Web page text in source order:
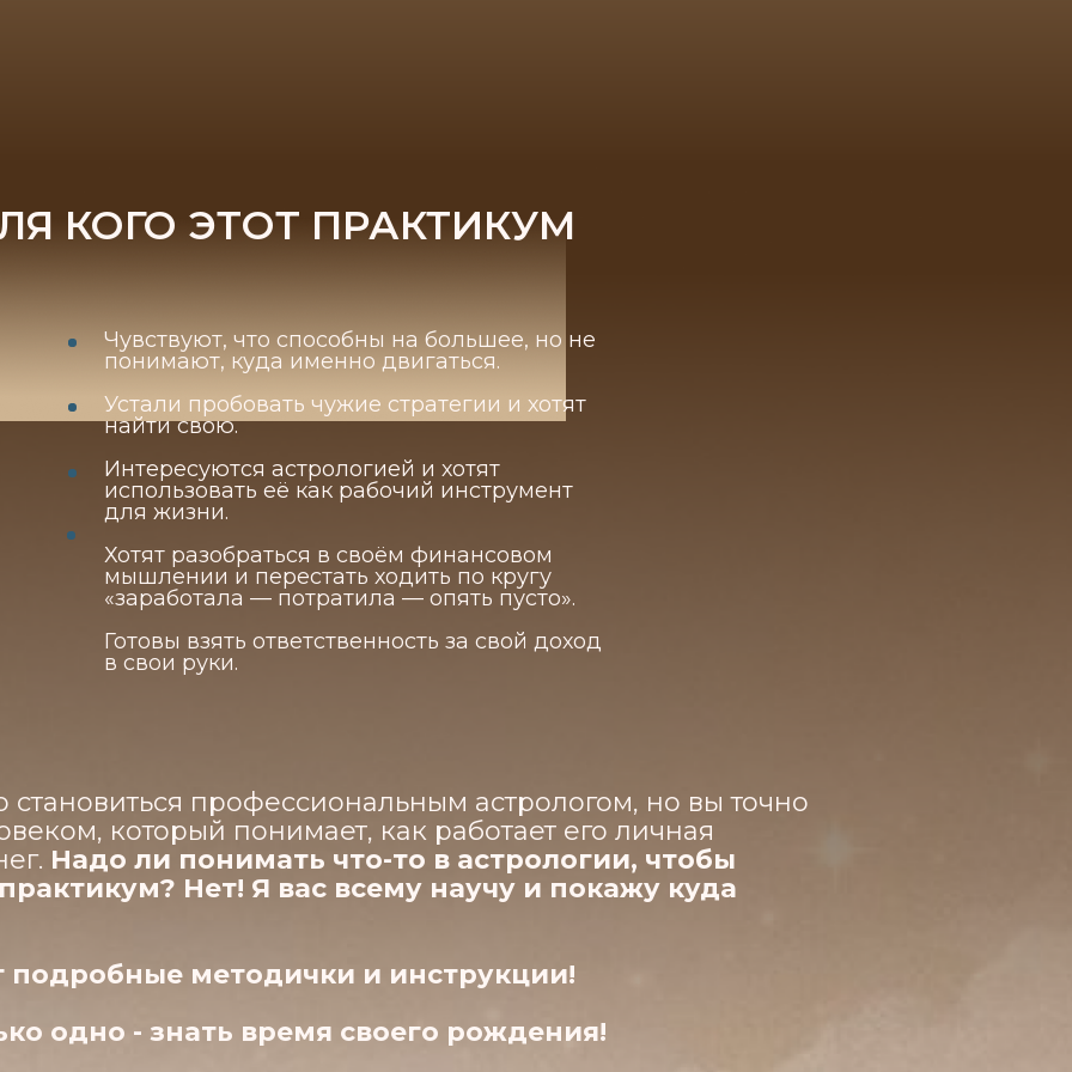
Чувствуют, что способны на большее, но не
понимают, куда именно двигаться.
Устали пробовать чужие стратегии и хотят
найти свою.
Интересуются астрологией и хотят
использовать её как рабочий инструмент
для жизни.
Хотят разобраться в своём финансовом
мышлении и перестать ходить по кругу
«заработала — потратила — опять пусто».
Готовы взять ответственность за свой доход
в свои руки.
профессиональным астрологом, но вы точно
который понимает, как работает его личная
Надо ли понимать что-то в астрологии, чтобы
Нет! Я вас всему научу и покажу куда
подробные методички и инструкции!
одно - знать время своего рождения!
КОГО ЭТОТ ПРАКТИКУМ